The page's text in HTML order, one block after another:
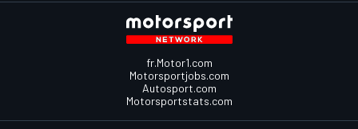
fr.Motor1.com
Motorsportjobs.com
Autosport.com
Motorsportstats.com